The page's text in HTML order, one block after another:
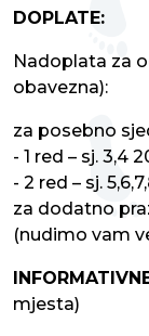
DOPLATE:
Nadoplata za
obavezna):
za posebno
- 1 red – sj. 3,4
- 2 red – sj.
za dodatno
(nudimo vam
mjesta)